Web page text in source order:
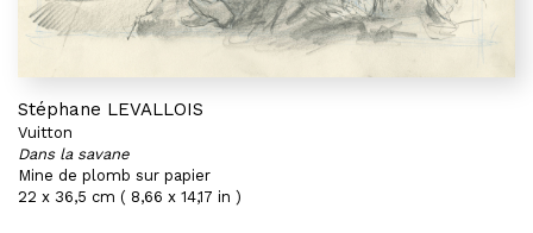
Stéphane LEVALLOIS
Vuitton
Dans la savane
Mine de plomb sur papier
22 x 36,5 cm ( 8,66 x 14,17 in )